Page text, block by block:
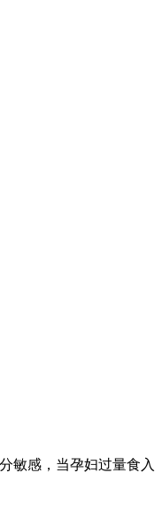
敏感，当孕妇过量食入